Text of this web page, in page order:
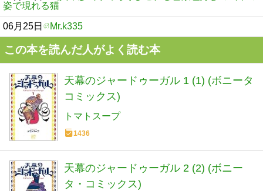
姿で現れる猫
06月25日 Mr.k335
この本を読んだ人がよく読む本
天幕のジャードゥーガル 1 (1) (ボニータ
コミックス)
トマトスープ
1436
天幕のジャードゥーガル 2 (2) (ボニー
タ・コミックス)